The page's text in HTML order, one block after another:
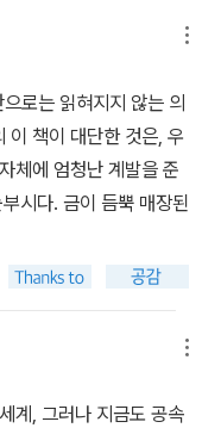
내어 사회 현상이나
사람들은 어떤 모습으
장에는 어떤 혁신이 일
원리, 의지와 책임의 철
편적인 언어가 아니
바로 그 구체성 속에
쿠분 고이치로는 일본어
철학자가 인도유럽어
자는 자신의 모어와는
자가 내면에서 사고할
로는 읽혀지지 않는 의
이 책이 대단한 것은, 우
체에 엄청난 계발을 준
시다. 금이 듬뿍 매장된
계, 그러나 지금도 공속